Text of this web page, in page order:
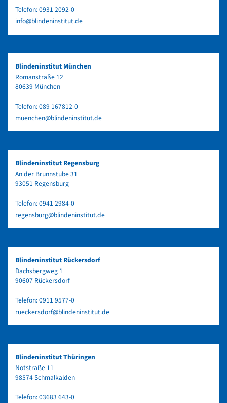
Telefon:0931 2092-0
info@blindeninstitut.de
Blindeninstitut München
Romanstraße 12
80639 München
Telefon:089 167812-0
muenchen@blindeninstitut.de
Blindeninstitut Regensburg
An der Brunnstube 31
93051 Regensburg
Telefon:0941 2984-0
regensburg@blindeninstitut.de
Blindeninstitut Rückersdorf
Dachsbergweg 1
90607 Rückersdorf
Telefon:0911 9577-0
rueckersdorf@blindeninstitut.de
Blindeninstitut Thüringen
Notstraße 11
98574 Schmalkalden
Telefon:03683 643-0